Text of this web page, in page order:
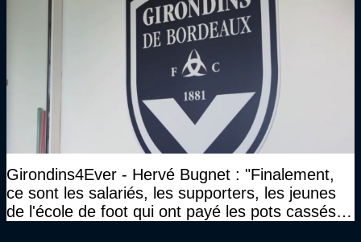
Girondins4Ever - Hervé Bugnet : "Finalement,
ce sont les salariés, les supporters, les jeunes
de l'école de foot qui ont payé les pots cassés